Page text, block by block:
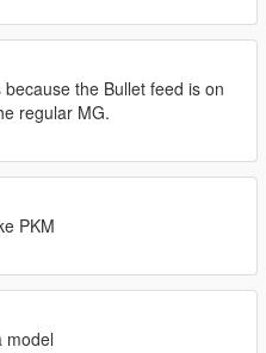
because the Bullet feed is on
regular MG.
PKM
model